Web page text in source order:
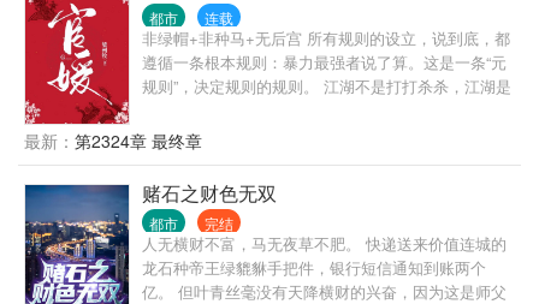
都市 连载
非绿帽+非种马+无后宫 所有规则的设立，说到底，都
遵循一条根本规则：暴力最强者说了算。这是一条“元
规则”，决定规则的规则。 江湖不是打打杀杀，江湖是
人情，误入了一个无解的棋局。 他以为自己要在监狱
里呆一辈子，没想到在破局的过程中，自己从棋子变
成了对弈人。
最新： 第2324章 最终章
赌石之财色无双
都市 完结
人无横财不富，马无夜草不肥。 快递送来价值连城的
龙石种帝王绿貔貅手把件，银行短信通知到账两个
亿。 但叶青丝毫没有天降横财的兴奋，因为这是师父